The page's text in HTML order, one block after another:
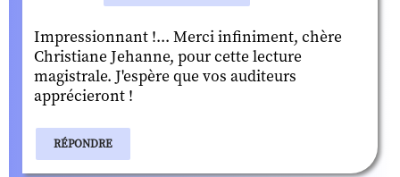
Impressionnant !... Merci infiniment, chère
Christiane Jehanne, pour cette lecture
magistrale. J'espère que vos auditeurs
apprécieront !
RÉPONDRE